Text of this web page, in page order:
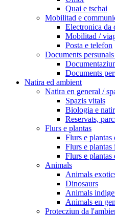
Quai e tschai
Mobilitad e
Electronica da
Mobilitad /
Posta e telefon
Documents
Documents
Natira ed ambient
Natira en general /
Spazis vitals
Biologia e
Reservats,
Flurs e plantas
Flurs e plantas
Flurs e plantas
Flurs e plantas
Animals
Animals
Dinosaurs
Animals
Animals en
Protecziun da